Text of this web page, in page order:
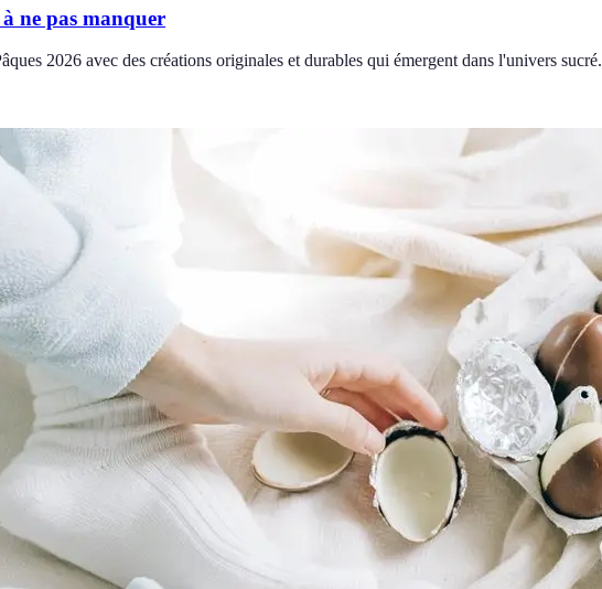
ne pas manquer
2026 avec des créations originales et durables qui émergent dans l'univers sucré.